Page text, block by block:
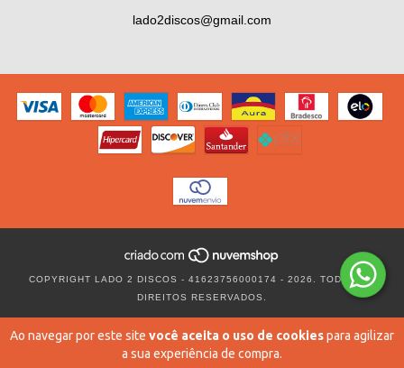
Ao navegar por este site você aceita o uso de cookiespara agilizar
a sua experiência de compra.
lado2discos@gmail.com
COPYRIGHT LADO 2 DISCOS - 41623756000174 - 2026. TODOS OS
DIREITOS RESERVADOS.